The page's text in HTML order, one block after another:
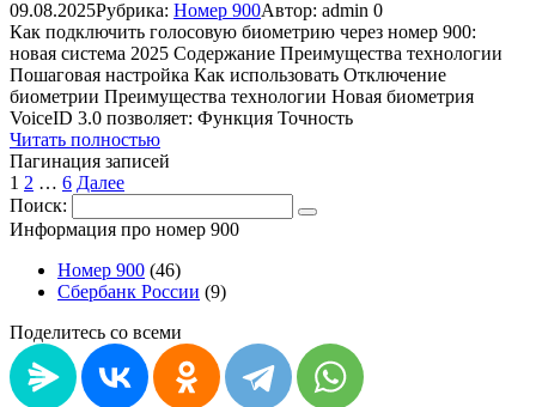
09.08.2025Рубрика: Номер 900Автор: admin 0
Как подключить голосовую биометрию через номер 900:
новая система 2025 Содержание Преимущества технологии
Пошаговая настройка Как использовать Отключение
биометрии Преимущества технологии Новая биометрия
VoiceID 3.0 позволяет: Функция Точность
Читать полностью
Пагинация записей
1 2 … 6 Далее
Поиск:
Информация про номер 900
Номер 900 (46)
Сбербанк России (9)
Поделитесь со всеми